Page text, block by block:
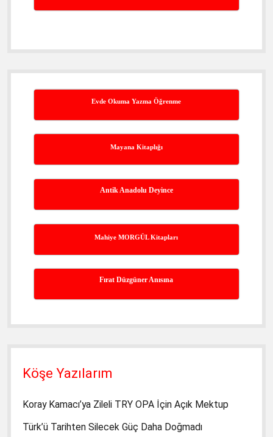
Evde Okuma Yazma Öğrenme
Mayana Kitaplığı
Antik Anadolu Deyince
Mahiye MORGÜL Kitapları
Fırat Düzgüner Anısına
Köşe Yazılarım
Koray Kamacı’ya Zileli TRY OPA İçin Açık Mektup
Türk’ü Tarihten Silecek Güç Daha Doğmadı